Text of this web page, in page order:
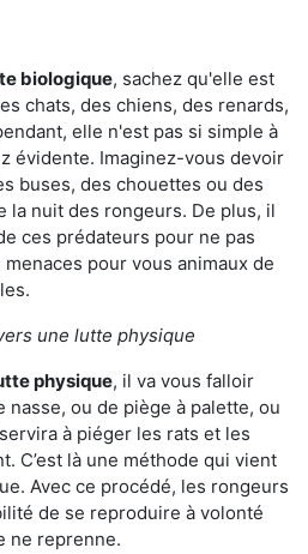
biologique, sachez qu'elle est
chats, des chiens, des renards,
elle n'est pas si simple à
évidente. Imaginez-vous devoir
buses, des chouettes ou des
la nuit des rongeurs. De plus, il
ces prédateurs pour ne pas
pour vous animaux de
une lutte physique
physique, il va vous falloir
nasse, ou de piège à palette, ou
à piéger les rats et les
C’est là une méthode qui vient
Avec ce procédé, les rongeurs
de se reproduire à volonté
ne reprenne.